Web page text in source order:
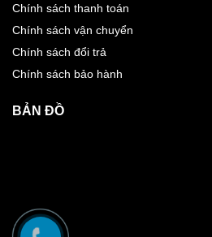
Chính sách thanh toán
Chính sách vận chuyển
Chính sách đổi trả
Chính sách bảo hành
BẢN ĐỒ